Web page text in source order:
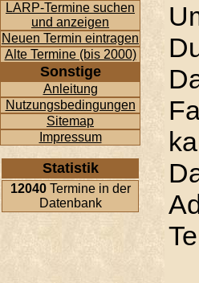
LARP-Termine suchen
und anzeigen
Neuen Termin eintragen
Alte Termine (bis 2000)
Sonstige
Anleitung
Nutzungsbedingungen
Sitemap
Impressum
Statistik
12040Termine in der
Datenbank